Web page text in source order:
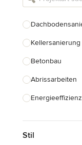
Kellersanierung
Betonbau
Abrissarbeiten
Garagenbau
Stil